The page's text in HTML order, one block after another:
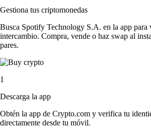
Gestiona tus criptomonedas
Busca Spotify Technology S.A. en la app para
intercambio. Compra, vende o haz swap al
pares.
1
Descarga la app
Obtén la app de Crypto.com y verifica tu
directamente desde tu móvil.